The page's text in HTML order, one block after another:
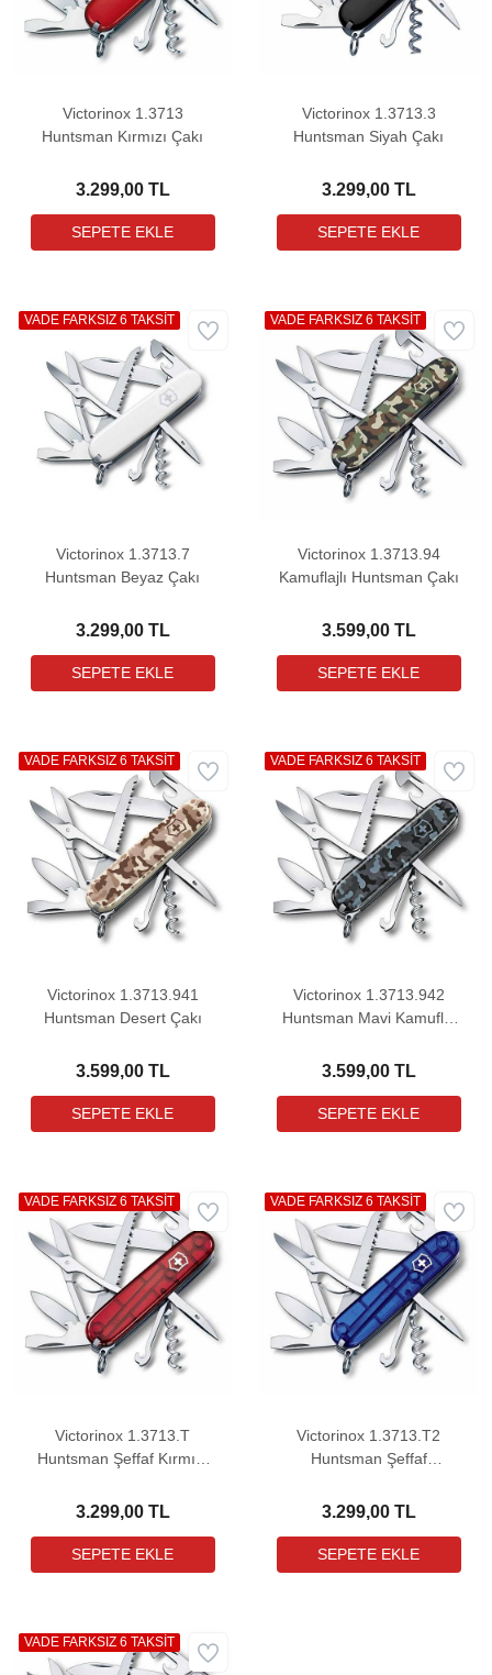
Victorinox 1.3713
Huntsman Kırmızı Çakı
3.299,00 TL
Victorinox 1.3713.3
Huntsman Siyah Çakı
3.299,00 TL
Victorinox 1.3713.7
Huntsman Beyaz Çakı
3.299,00 TL
VADE FARKSIZ 6 TAKSİT
Victorinox 1.3713.94
Kamuflajlı Huntsman Çakı
3.599,00 TL
VADE FARKSIZ 6 TAKSİT
Victorinox 1.3713.941
Huntsman Desert Çakı
3.599,00 TL
VADE FARKSIZ 6 TAKSİT
Victorinox 1.3713.942
Huntsman Mavi Kamuflaj
3.599,00 TL
VADE FARKSIZ 6 TAKSİT
Victorinox 1.3713.T
Huntsman Şeffaf Kırmızı
3.299,00 TL
VADE FARKSIZ 6 TAKSİT
Victorinox 1.3713.T2
Huntsman Şeffaf
3.299,00 TL
VADE FARKSIZ 6 TAKSİT
VADE FARKSIZ 6 TAKSİT